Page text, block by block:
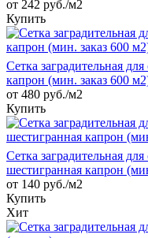
от 242 руб./м2
Купить
Сетка заградительная
капрон (мин. заказ 600
от 480 руб./м2
Купить
Сетка заградительная
шестигранная капрон
от 140 руб./м2
Купить
Хит